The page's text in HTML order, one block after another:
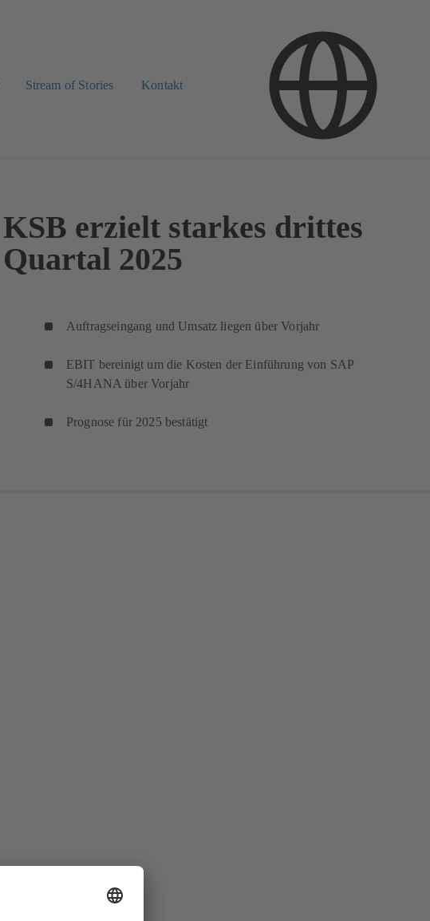
Stream of Stories Kontakt
KSB erzielt starkes drittes
Quartal 2025
Auftragseingang und Umsatz liegen über Vorjahr
EBIT bereinigt um die Kosten der Einführung von SAP
S/4HANA über Vorjahr
Prognose für 2025 bestätigt